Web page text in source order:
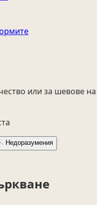
или за шевове на
Недоразумения